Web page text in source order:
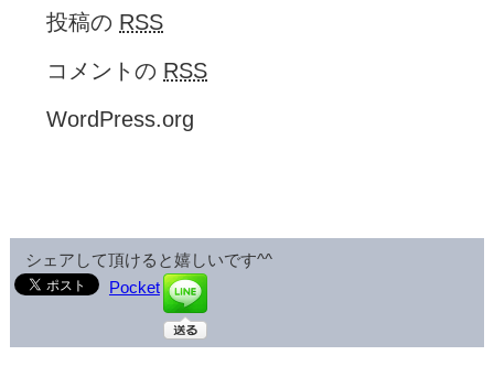
投稿の RSS
コメントの RSS
WordPress.org
シェアして頂けると嬉しいです^^
Pocket